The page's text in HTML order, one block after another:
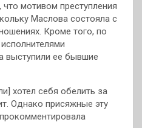
мотивом преступления
Маслова состояла с
Кроме того, по
выступили ее бывшие
хотел себя обелить за
Однако присяжные эту